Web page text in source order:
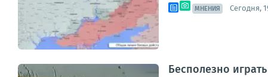
МНЕНИЯ Сегодня,
Бесполезно